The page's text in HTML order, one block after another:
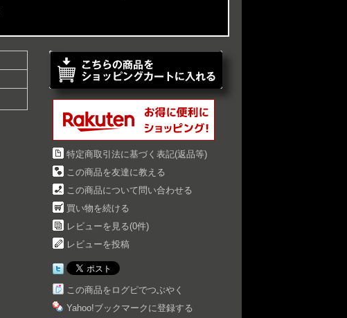
特定商取引法に基づく表記(返品等)
この商品を友達に教える
この商品について問い合わせる
買い物を続ける
レビューを見る(0件)
レビューを投稿
この商品をログピでつぶやく
Yahoo!ブックマークに登録する